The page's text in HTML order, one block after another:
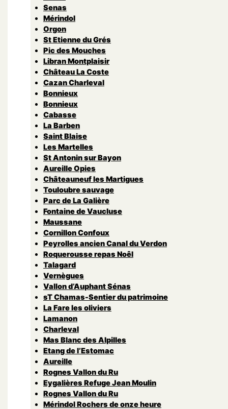
Senas
Mérindol
Orgon
St Etienne du Grés
Pic des Mouches
Libran Montplaisir
Château La Coste
Cazan Charleval
Bonnieux
Bonnieux
Cabasse
La Barben
Saint Blaise
Les Martelles
St Antonin sur Bayon
Aureille Opies
Châteauneuf les Martigues
Touloubre sauvage
Parc de La Galière
Fontaine de Vaucluse
Maussane
Cornillon Confoux
Peyrolles ancien Canal du Verdon
Roquerousse repas Noêl
Talagard
Vernègues
Vallon d’Auphant Sénas
sT Chamas-Sentier du patrimoine
La Fare les oliviers
Lamanon
Charleval
Mas Blanc des Alpilles
Etang de l’Estomac
Aureille
Rognes Vallon du Ru
Eygalières Refuge Jean Moulin
Rognes Vallon du Ru
Mérindol Rochers de onze heure